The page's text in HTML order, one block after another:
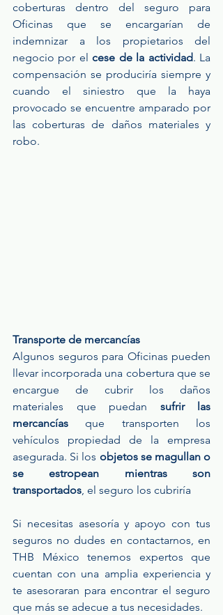
coberturas dentro del seguro para
Oficinas que se encargarían de
indemnizar a los propietarios del
negocio por el cese de la actividad. La
compensación se produciría siempre y
cuando el siniestro que la haya
provocado se encuentre amparado por
las coberturas de daños materiales y
robo.
Transporte de mercancías
Algunos seguros para Oficinas pueden
llevar incorporada una cobertura que se
encargue de cubrir los daños
materiales que puedan sufrir las
mercancías que transporten los
vehículos propiedad de la empresa
asegurada. Si los objetos se magullan o
se estropean mientras son
transportados, el seguro los cubriría
Si necesitas asesoría y apoyo con tus
seguros no dudes en contactarnos, en
THB México tenemos expertos que
cuentan con una amplia experiencia y
te asesoraran para encontrar el seguro
que más se adecue a tus necesidades.